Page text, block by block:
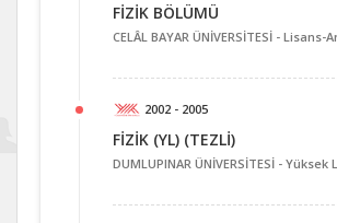
FİZİK BÖLÜMÜ
CELÂL BAYAR ÜNİVERSİTESİ - Lisans-
2002 - 2005
FİZİK (YL) (TEZLİ)
DUMLUPINAR ÜNİVERSİTESİ - Yüksek